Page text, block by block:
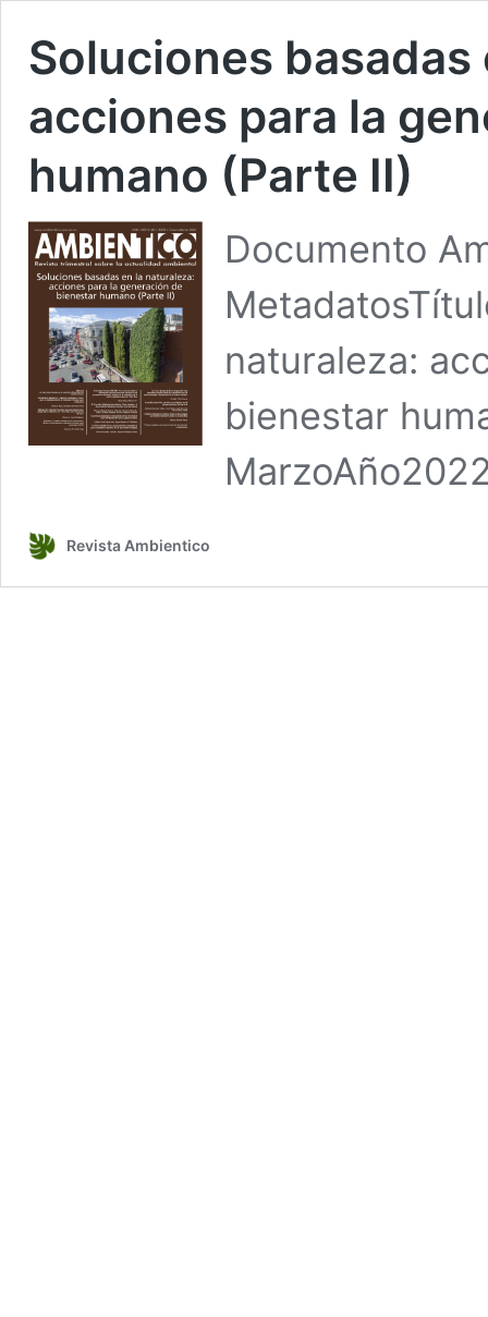
Soluciones
acciones para la
humano (Parte II)
Documento
naturaleza:
bienestar
Revista Ambientico